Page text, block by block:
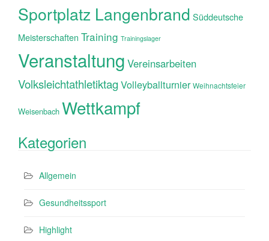
Sportplatz Langenbrand Süddeutsche
Meisterschaften Training Trainingslager
Veranstaltung Vereinsarbeiten
Volksleichtathletiktag Volleyballturnier Weihnachtsfeier
Weisenbach Wettkampf
Kategorien
Allgemein
Gesundheitssport
Highlight